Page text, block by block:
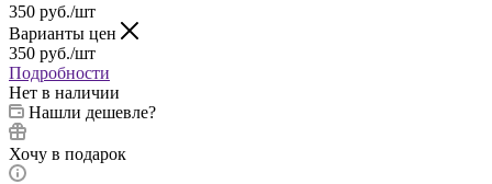
350 руб./шт
Варианты цен
350 руб./шт
Подробности
Нет в наличии
Нашли дешевле?
Хочу в подарок